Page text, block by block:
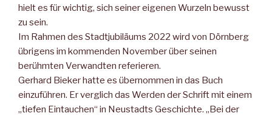
hielt es für wichtig, sich seiner eigenen Wurzeln bewusst
zu sein.
Im Rahmen des Stadtjubiläums 2022 wird von Dörnberg
übrigens im kommenden November über seinen
berühmten Verwandten referieren.
Gerhard Bieker hatte es übernommen in das Buch
einzuführen. Er verglich das Werden der Schrift mit einem
„tiefen Eintauchen“ in Neustadts Geschichte. „Bei der